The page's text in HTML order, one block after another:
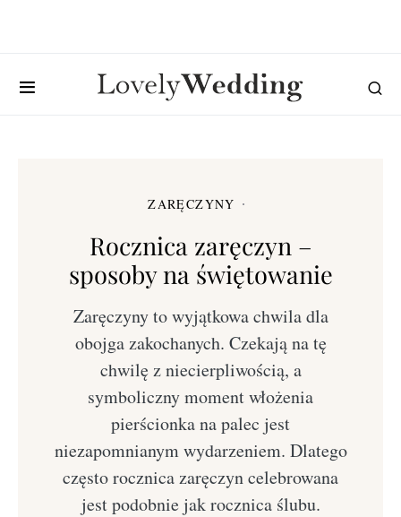
ZARĘCZYNY
Rocznica zaręczyn –
sposoby na świętowanie
Zaręczyny to wyjątkowa chwila dla
obojga zakochanych. Czekają na tę
chwilę z niecierpliwością, a
symboliczny moment włożenia
pierścionka na palec jest
niezapomnianym wydarzeniem. Dlatego
często rocznica zaręczyn celebrowana
jest podobnie jak rocznica ślubu.